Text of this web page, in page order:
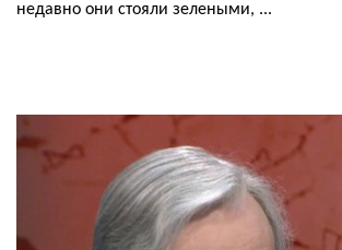
недавно они стояли зелеными, ...